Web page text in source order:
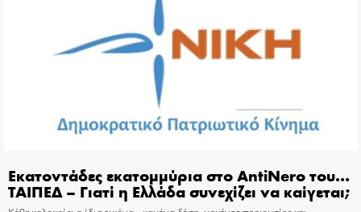
Εκατοντάδες εκατομμύρια στο AntiNero του…
ΤΑΙΠΕΔ – Γιατί η Ελλάδα συνεχίζει να καίγεται;